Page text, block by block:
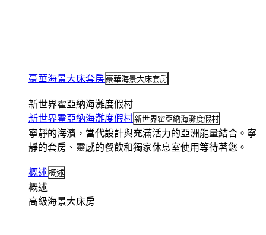
豪華海景大床套房豪華海景大床套房
新世界霍亞納海灘度假村
新世界霍亞納海灘度假村新世界霍亞納海灘度假村
寧靜的海濱，當代設計與充滿活力的亞洲能量結合。寧
靜的套房、靈感的餐飲和獨家休息室使用等待著您。
概述概述
概述
高級海景大床房